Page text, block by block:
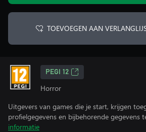
TOEVOEGEN AAN
PEGI 12
Horror
Uitgevers van games die je start, krijgen
profielgegevens en bijbehorende gegevens
informatie